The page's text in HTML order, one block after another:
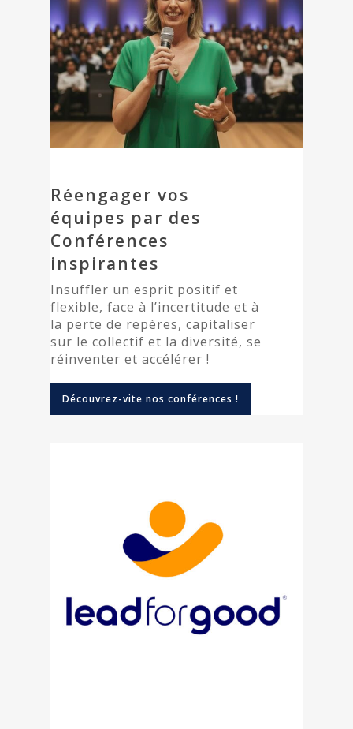
Réengager vos
équipes par des
Conférences
inspirantes
Insuffler un esprit positif et
flexible, face à l’incertitude et à
la perte de repères, capitaliser
sur le collectif et la diversité, se
réinventer et accélérer !
Découvrez-vite nos conférences !